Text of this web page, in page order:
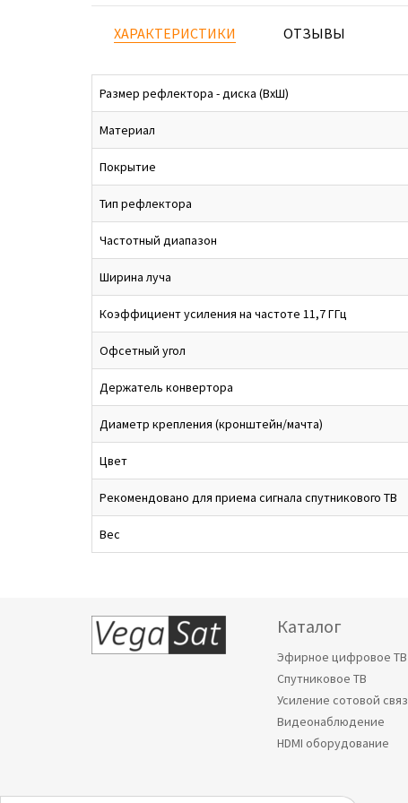
ХАРАКТЕРИСТИКИ ОТЗЫВЫ
Размер рефлектора - диска (ВхШ)
Материал
Покрытие
Тип рефлектора
Частотный диапазон
Ширина луча
Коэффициент усиления на частоте 11,7 ГГц
Офсетный угол
Держатель конвертора
Диаметр крепления (кронштейн/мачта)
Цвет
Рекомендовано для приема сигнала спутникового ТВ
Вес
Каталог
Эфирное цифровое ТВ
Спутниковое ТВ
Усиление сотовой
Видеонаблюдение
HDMI оборудование